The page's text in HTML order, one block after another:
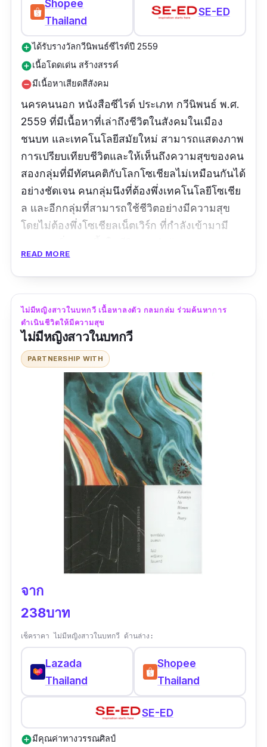
Shopee
Thailand
SE-ED
add_circleได้รับรางวัลกวีนิพนธ์ซีไรต์ปี 2559
add_circleเนื้อโดดเด่น สร้างสรรค์
remove_circleมีเนื้อหาเสียดสีสังคม
นครคนนอก หนังสือซีไรต์ ประเภท กวีนิพนธ์ พ.ศ.
2559 ที่มีเนื้อหาที่เล่าถึงชีวิตในสังคมในเมือง
ชนบท และเทคโนโลยีสมัยใหม่ สามารถแสดงภาพ
การเปรียบเทียบชีวิตและให้เห็นถึงความสุขของคน
สองกลุ่มที่มีทัศนคติกับโลกโซเชียลไม่เหมือนกันได้
อย่างชัดเจน คนกลุ่มนึงที่ต้องพึ่งเทคโนโลยีโซเชีย
ล และอีกกลุ่มที่สามารถใช้ชีวิตอย่างมีความสุข
โดยไม่ต้องพึ่งโซเชียลเน็ตเวิร์ก ที่กำลังเข้ามามี
สังคม ผ่านสำนวนภาษาที่สั้น กระชับ สัญญะแสดง
อารมณ์ สื่อเสริม เน้นความหมายให้ขบคิดและ
ตีความได้อย่างลึกซึ้ง
ข้อมูลเฉพาะ
ประเภท :กวีนิพนธ์
ผู้แต่ง :พลัง เพียงพิรุฬห์
สำนักพิมพ์ : นิดจะศิลป์
จำนวนหน้า :200
ยังไม่พบรีวิว
READ MORE
ไม่มีหญิงสาวในบทกวี เนื้อหาลงตัว กลมกล่ม ร่วมค้นหาการ
ดำเนินชีวิตให้มีความสุข
ไม่มีหญิงสาวในบทกวี
PARTNERSHIP WITH
จาก
238บาท
เช็คราคา ไม่มีหญิงสาวในบทกวี ด้านล่าง:
Lazada
Thailand
Shopee
Thailand
SE-ED
add_circleมีคุณค่าทางวรรณศิลป์